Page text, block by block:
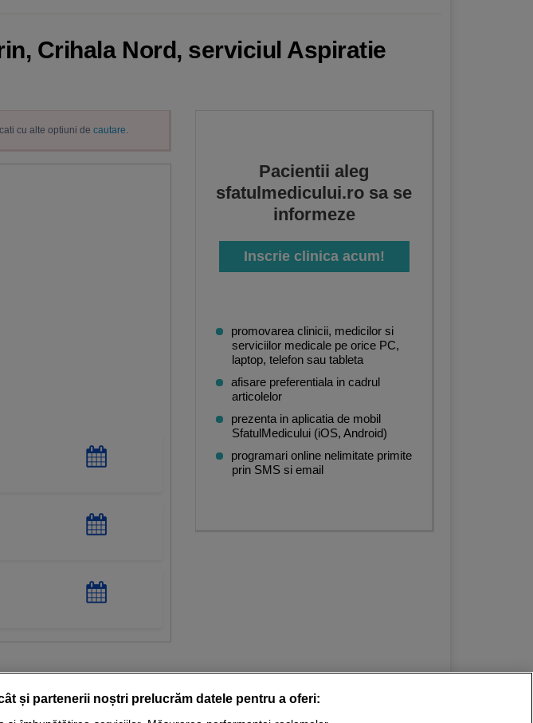
Crihala Nord, serviciul Aspiratie
cu alte optiuni de cautare.
Pacientii aleg
sfatulmedicului.ro sa se
informeze
Inscrie clinica acum!
promovarea clinicii, medicilor si
serviciilor medicale pe orice PC,
laptop, telefon sau tableta
afisare preferentiala in cadrul
articolelor
prezenta in aplicatia de mobil
SfatulMedicului (iOS, Android)
programari online nelimitate primite
prin SMS si email
și partenerii noștri prelucrăm datele pentru a oferi: